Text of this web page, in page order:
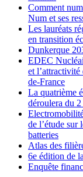
Comment
Num et ses
Les lauréats
en transition
Dunkerque
EDEC
et
de-France
La quatrième
déroulera du
de l’étude sur
batteries
Atlas des
6e édition de
Enquête